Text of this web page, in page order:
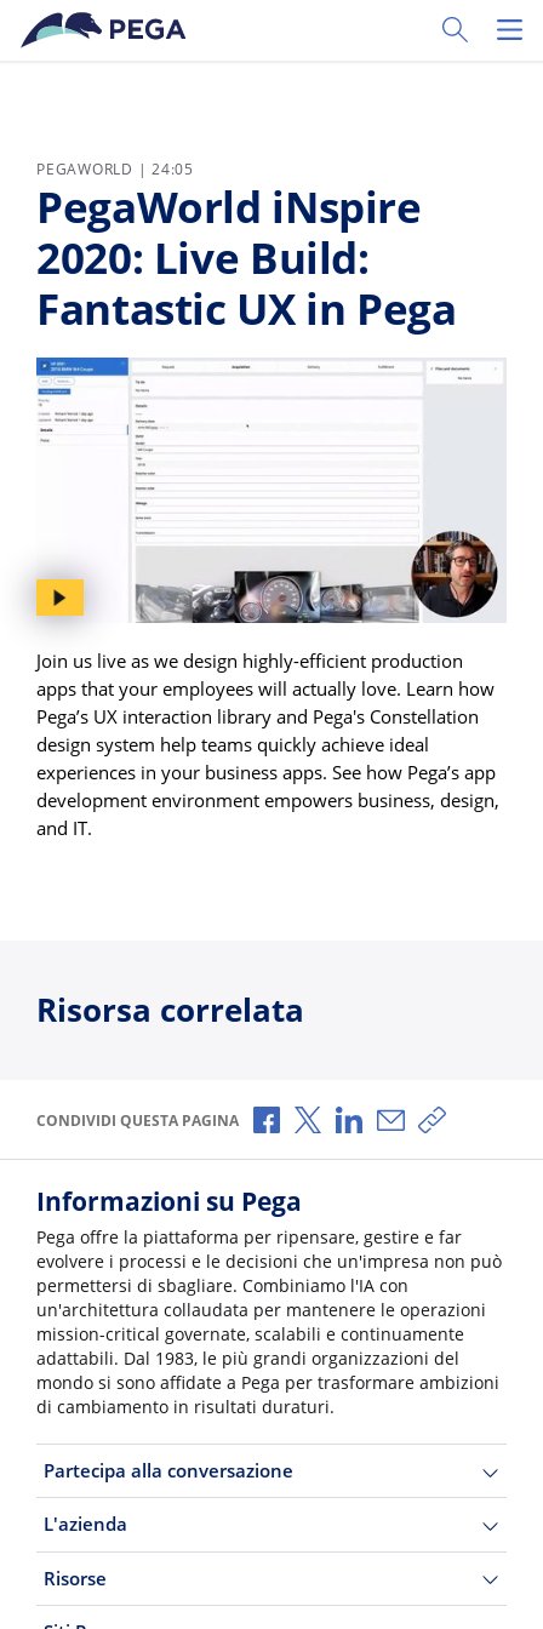
Vai direttamente al contenuto principale
Toggle
PEGAWORLD | 24:05
PegaWorld iNspire
2020: Live Build:
Fantastic UX in Pega
Join us live as we design highly-efficient production
apps that your employees will actually love. Learn how
Pega’s UX interaction library and Pega's Constellation
design system help teams quickly achieve ideal
experiences in your business apps. See how Pega’s app
development environment empowers business, design,
and IT.
Risorsa correlata
CONDIVIDI QUESTA PAGINA Condividi via Facebook
Condividi via X
Condividi via
Condividi via e-
Copia link
Informazioni su Pega
Pega offre la piattaforma per ripensare, gestire e far
evolvere i processi e le decisioni che un'impresa non può
permettersi di sbagliare. Combiniamo l'IA con
un'architettura collaudata per mantenere le operazioni
mission-critical governate, scalabili e continuamente
adattabili. Dal 1983, le più grandi organizzazioni del
mondo si sono affidate a Pega per trasformare ambizioni
di cambiamento in risultati duraturi.
Partecipa alla conversazione
L'azienda
Risorse